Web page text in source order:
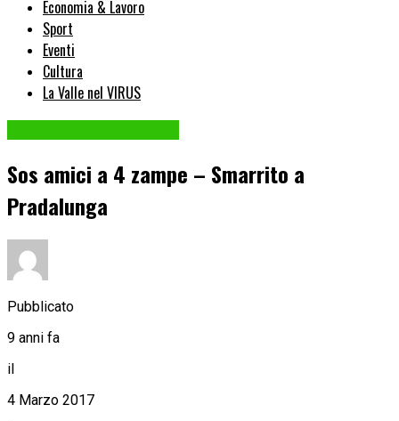
Economia & Lavoro
Sport
Eventi
Cultura
La Valle nel VIRUS
Sos amici a 4 zampe – Smarrito a
Pradalunga
Pubblicato
9 anni fa
il
4 Marzo 2017